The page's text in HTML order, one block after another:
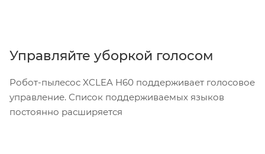
Управляйте уборкой голосом
Робот-пылесос XCLEA H60 поддерживает голосовое
управление. Список поддерживаемых языков
постоянно расширяется